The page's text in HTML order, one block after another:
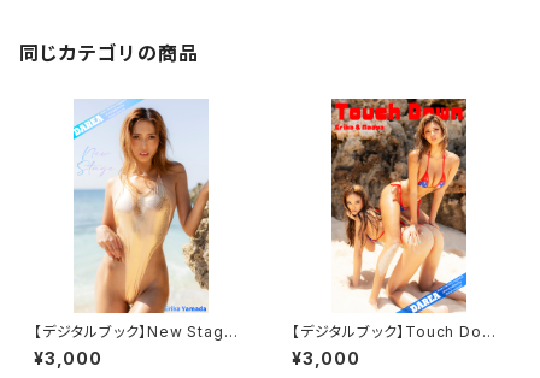
同じカテゴリの商品
【デジタルブック】New Stage
DAREA Dream Factory Mag
azine
¥3,000
【デジタルブック】Touch Down
DAREA Dream Factory Mag
azine
¥3,000